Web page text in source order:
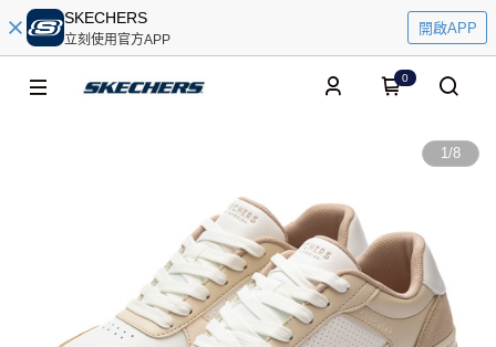
SKECHERS
立刻使用官方APP
開啟APP
0
1/8